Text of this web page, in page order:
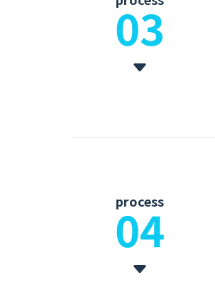
03
process
04